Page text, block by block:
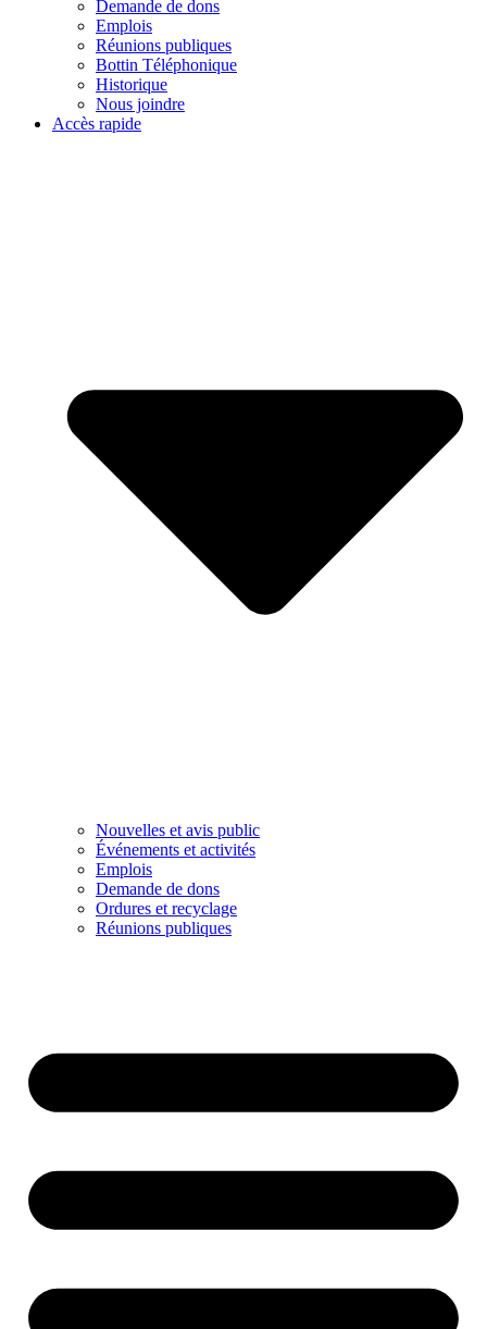
Demande de dons
Emplois
Réunions publiques
Bottin Téléphonique
Historique
Nous joindre
Accès rapide
Nouvelles et avis public
Événements et activités
Emplois
Demande de dons
Ordures et recyclage
Réunions publiques